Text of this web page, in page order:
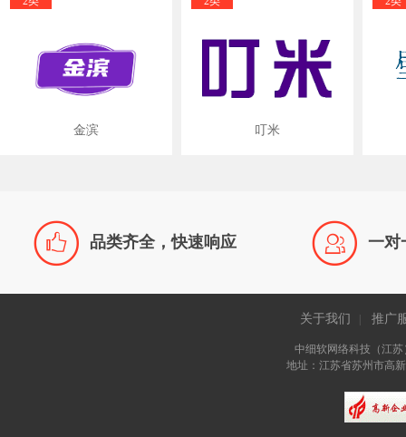
金滨 叮米
 品类齐全，快速响应  一对
关于我们 推广
中细软网络科技（江
地址：江苏省苏州市高